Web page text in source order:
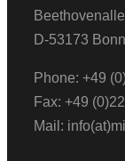
D-53173 Bonn
Phone: +49
Fax: +49
Mail: